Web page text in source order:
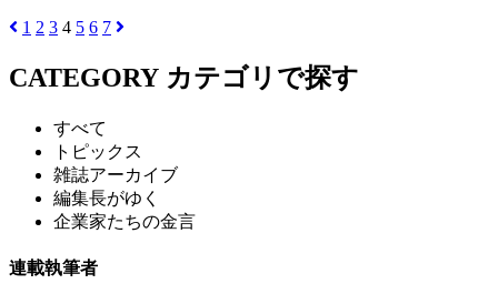
1 2 3 4 5 6 7
CATEGORY カテゴリで探す
すべて
トピックス
雑誌アーカイブ
編集長がゆく
企業家たちの金言
連載執筆者